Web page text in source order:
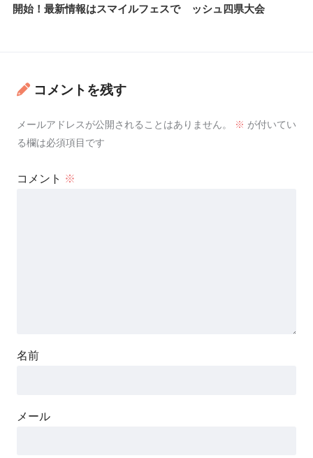
開始！最新情報はスマイルフェスで ッシュ四県大会
コメントを残す
メールアドレスが公開されることはありません。 ※ が付いてい
る欄は必須項目です
コメント ※
名前
メール